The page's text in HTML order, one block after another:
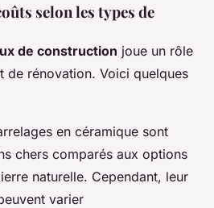
selon les types de
de construction joue un rôle
de rénovation. Voici quelques
en céramique sont
chers comparés aux options
naturelle. Cependant, leur
varier